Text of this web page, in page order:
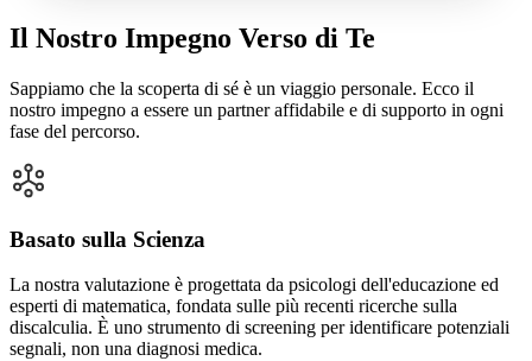
Il Nostro Impegno Verso di Te
Sappiamo che la scoperta di sé è un viaggio personale. Ecco il
nostro impegno a essere un partner affidabile e di supporto in ogni
fase del percorso.
Basato sulla Scienza
La nostra valutazione è progettata da psicologi dell'educazione ed
esperti di matematica, fondata sulle più recenti ricerche sulla
discalculia. È uno strumento di screening per identificare potenziali
segnali, non una diagnosi medica.